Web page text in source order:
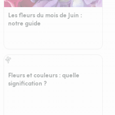
Les fleurs du mois de Juin :
notre guide
Fleurs et couleurs : quelle
signification ?